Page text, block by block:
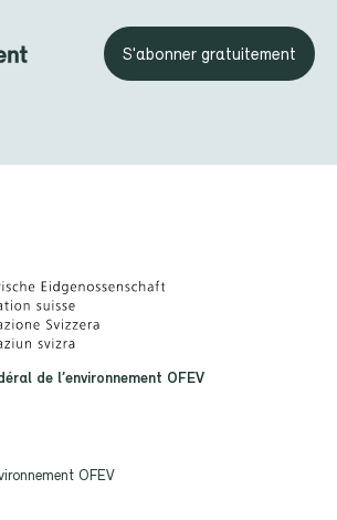
S'abonner gratuitement
de l’environnement OFEV
OFEV